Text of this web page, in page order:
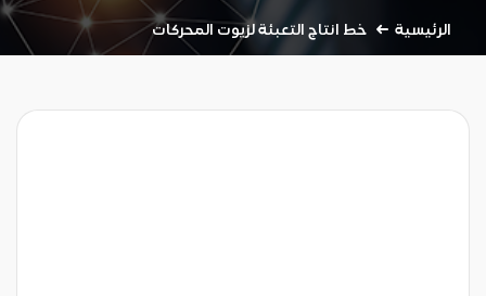
الرئيسية خط انتاج التعبئة لزيوت المحركات